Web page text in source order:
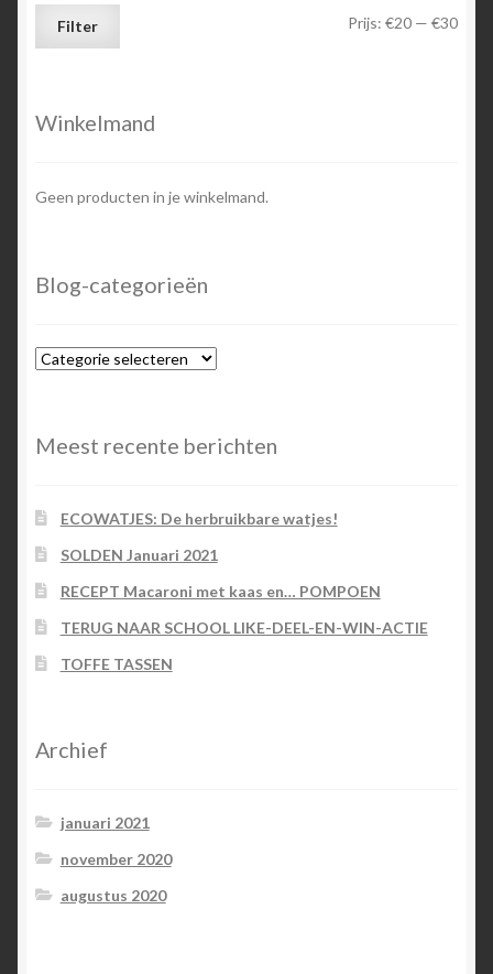
Min.
Max.
Filter Prijs: €20 — €30
Winkelmand
Geen producten in je winkelmand.
Blog-categorieën
Blog-
Meest recente berichten
ECOWATJES: De herbruikbare watjes!
SOLDEN Januari 2021
RECEPT Macaroni met kaas en… POMPOEN
TERUG NAAR SCHOOL LIKE-DEEL-EN-WIN-ACTIE
TOFFE TASSEN
Archief
januari 2021
november 2020
augustus 2020